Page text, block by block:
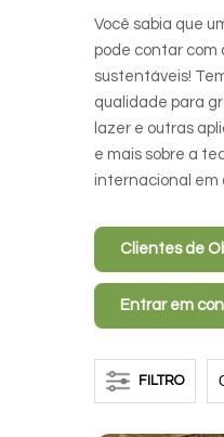
Você sabia que
pode contar com
sustentáveis!
qualidade para
lazer e outras
e mais sobre a
internacional em
Clientes de
Entrar em
FILTRO